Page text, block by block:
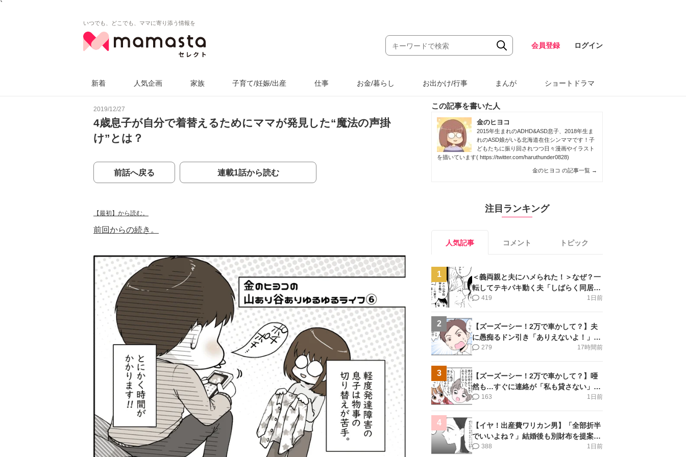
`
いつでも、どこでも、ママに寄り添う情報を
会員登録 ログイン
新着 人気企画 家族 子育て/妊娠/出産 仕事 お金/暮らし お出かけ/行事 まんが ショートドラマ
2019/12/27
4歳息子が自分で着替えるためにママが発見した“魔法の声掛
け”とは？
前話へ戻る 連載1話から読む
【最初】から読む。
前回からの続き。
この記事を書いた人
金のヒヨコ
2015年生まれのADHD&ASD息子、2018年生ま
れのASD娘がいる北海道在住シンママです！子
どもたちに振り回されつつ日々漫画やイラスト
を描いています( https://twitter.com/haruthunder0828)
金のヒヨコ の記事一覧 →
注目ランキング
人気記事 コメント トピック
1
＜義両親と夫にハメられた！＞なぜ？一
転してテキパキ動く夫「しばらく同居」
提案され【第4話まんが】
1日前
419
2
【ズーズーシー！2万で車かして？】夫
に愚痴るドン引き「ありえないよ！」＜
第16話＞#4コマ母道場
17時間前
279
3
【ズーズーシー！2万で車かして？】唖
然も…すぐに連絡が「私も貸さない」＜
第15話＞#4コマ母道場
1日前
163
4
【イヤ！出産費ワリカン男】「全部折半
でいいよね？」結婚後も別財布を提案＜
第10話＞#4コマ母道場
1日前
388